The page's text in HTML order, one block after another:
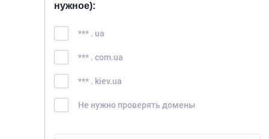
нужное):
*** . ua
*** . com.ua
*** . kiev.ua
Не нужно проверять домены